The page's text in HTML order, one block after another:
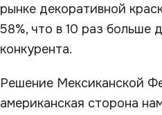
рынке декоративной
58%, что в 10 раз больше
конкурента.
Решение Мексиканской
американская сторона